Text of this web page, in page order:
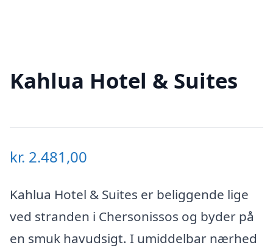
Kahlua Hotel & Suites
kr. 2.481,00
Kahlua Hotel & Suites er beliggende lige
ved stranden i Chersonissos og byder på
en smuk havudsigt. I umiddelbar nærhed